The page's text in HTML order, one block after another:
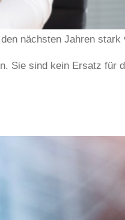
nächsten Jahren
Sie sind kein Ersatz für